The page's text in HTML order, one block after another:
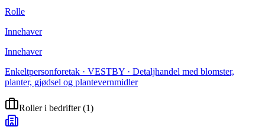
Rolle
Innehaver
Innehaver
Enkeltpersonforetak · VESTBY · Detaljhandel med blomster,
planter, gjødsel og plantevernmidler
Roller i bedrifter(1)